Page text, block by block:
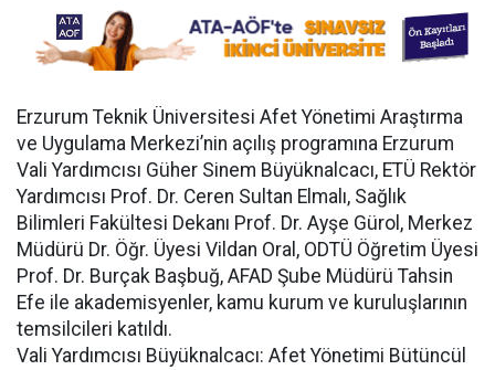
Erzurum Teknik Üniversitesi Afet Yönetimi Araştırma
ve Uygulama Merkezi’nin açılış programına Erzurum
Vali Yardımcısı Güher Sinem Büyüknalcacı, ETÜ Rektör
Yardımcısı Prof. Dr. Ceren Sultan Elmalı, Sağlık
Bilimleri Fakültesi Dekanı Prof. Dr. Ayşe Gürol, Merkez
Müdürü Dr. Öğr. Üyesi Vildan Oral, ODTÜ Öğretim Üyesi
Prof. Dr. Burçak Başbuğ, AFAD Şube Müdürü Tahsin
Efe ile akademisyenler, kamu kurum ve kuruluşlarının
temsilcileri katıldı.
Vali Yardımcısı Büyüknalcacı: Afet Yönetimi Bütüncül